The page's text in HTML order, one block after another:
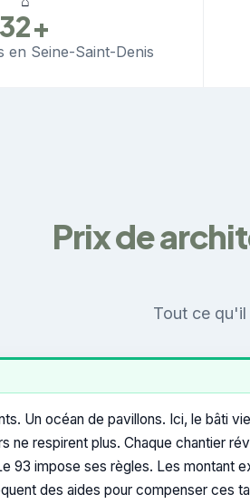
32+
en Seine-Saint-Denis
Prix de
Tout ce qu'il
Un océan de pavillons. Ici, le bâti
ne respirent plus. Chaque chantier
93 impose ses règles. Les montant
des aides pour compenser ces